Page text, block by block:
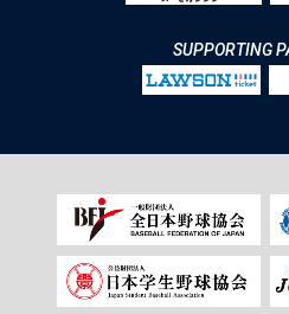
SUPPORTING